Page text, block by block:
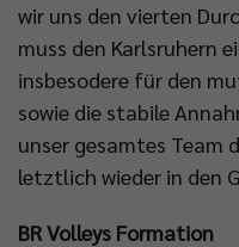
wir uns den vierten
muss den Karlsruhern
insbesodere für den
sowie die stabile
unser gesamtes Team
letztlich wieder in den
BR Volleys Formation